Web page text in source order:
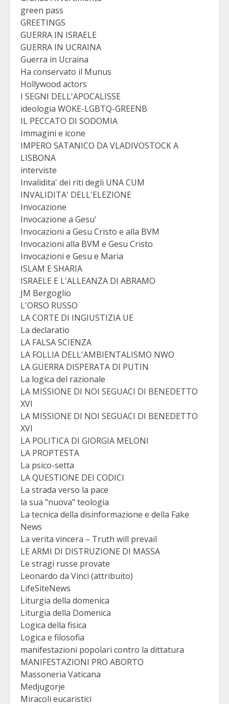
green pass
GREETINGS
GUERRA IN ISRAELE
GUERRA IN UCRAINA
Guerra in Ucraina
Ha conservato il Munus
Hollywood actors
I SEGNI DELL'APOCALISSE
ideologia WOKE-LGBTQ-GREENB
IL PECCATO DI SODOMIA
Immagini e icone
IMPERO SATANICO DA VLADIVOSTOCK A
LISBONA
interviste
Invalidita' dei riti degli UNA CUM
INVALIDITA' DELL'ELEZIONE
Invocazione
Invocazione a Gesu'
Invocazioni a Gesu Cristo e alla BVM
Invocazioni alla BVM e Gesu Cristo
Invocazioni e Gesu e Maria
ISLAM E SHARIA
ISRAELE E L'ALLEANZA DI ABRAMO
JM Bergoglio
L'ORSO RUSSO
LA CORTE DI INGIUSTIZIA UE
La declaratio
LA FALSA SCIENZA
LA FOLLIA DELL'AMBIENTALISMO NWO
LA GUERRA DISPERATA DI PUTIN
La logica del razionale
LA MISSIONE DI NOI SEGUACI DI BENEDETTO
XVI
LA MISSIONE DI NOI SEGUACI DI BENEDETTO
XVI
LA POLITICA DI GIORGIA MELONI
LA PROPTESTA
La psico-setta
LA QUESTIONE DEI CODICI
La strada verso la pace
la sua "nuova" teologia
La tecnica della disinformazione e della Fake
News
La verita vincera – Truth will prevail
LE ARMI DI DISTRUZIONE DI MASSA
Le stragi russe provate
Leonardo da Vinci (attribuito)
LifeSiteNews
Liturgia della domenica
Liturgia della Domenica
Logica della fisica
Logica e filosofia
manifestazioni popolari contro la dittatura
MANIFESTAZIONI PRO ABORTO
Massoneria Vaticana
Medjugorje
Miracoli eucaristici